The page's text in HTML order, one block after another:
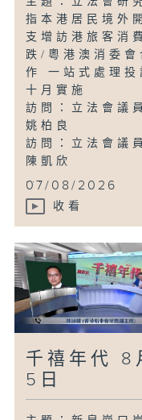
指本港居民境外開
支增訪港旅客消費
跌/粵港澳消委會
作 一站式處理投
十月實施
訪問：立法會議員
姚柏良
訪問：立法會議員
陳凱欣
...
07/08/2026
收看
千禧年代 8
5日